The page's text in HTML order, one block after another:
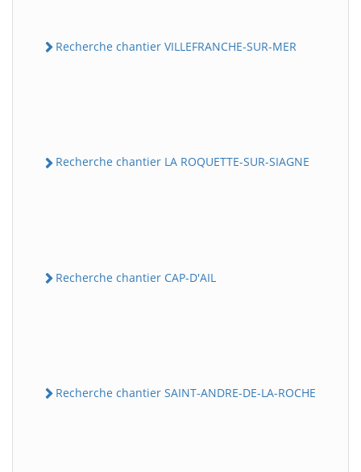
Recherche chantier VILLEFRANCHE-SUR-MER
Recherche chantier LA ROQUETTE-SUR-SIAGNE
Recherche chantier CAP-D'AIL
Recherche chantier SAINT-ANDRE-DE-LA-ROCHE